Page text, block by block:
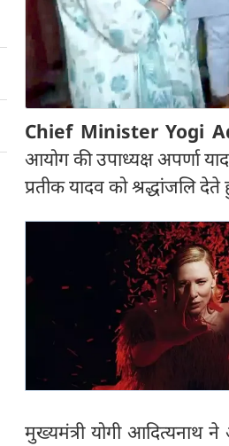
Chief Minister Yogi
आयोग की उपाध्यक्ष अपर्णा
प्रतीक यादव को श्रद्धांजलि
मुख्यमंत्री योगी आदित्यनाथ